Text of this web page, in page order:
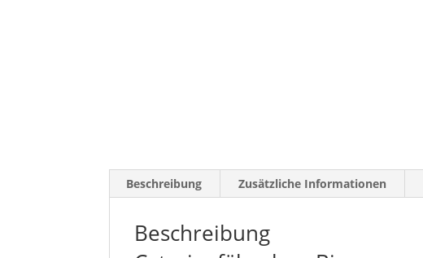
Beschreibung Zusätzliche Informationen
Beschreibung